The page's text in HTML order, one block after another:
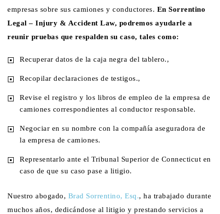
empresas sobre sus camiones y conductores. En Sorrentino
Legal – Injury & Accident Law, podremos ayudarle a
reunir pruebas que respalden su caso, tales como:
Recuperar datos de la caja negra del tablero.,
Recopilar declaraciones de testigos.,
Revise el registro y los libros de empleo de la empresa de
camiones correspondientes al conductor responsable.
Negociar en su nombre con la compañía aseguradora de
la empresa de camiones.
Representarlo ante el Tribunal Superior de Connecticut en
caso de que su caso pase a litigio.
Nuestro abogado, Brad Sorrentino, Esq., ha trabajado durante
muchos años, dedicándose al litigio y prestando servicios a